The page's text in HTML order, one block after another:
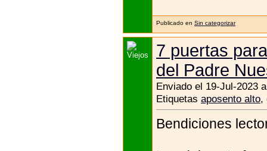
Publicado en Sin categorizar
7 puertas
del Padre
Enviado el 19-Jul-2023
Etiquetas aposento alto,
Bendiciones